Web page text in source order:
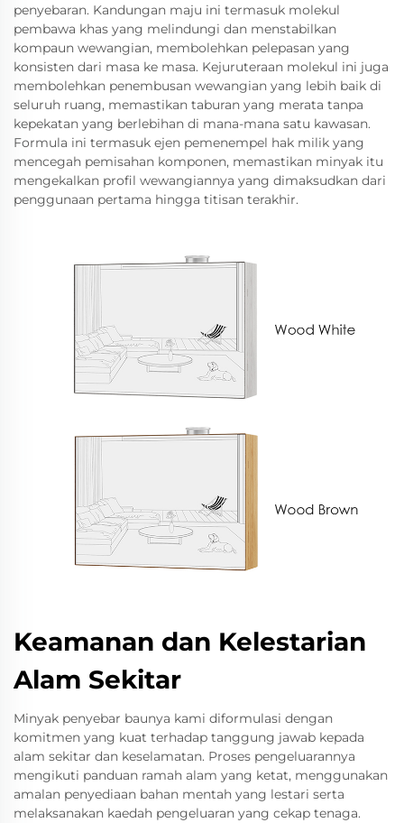
penyebaran. Kandungan maju ini termasuk molekul
pembawa khas yang melindungi dan menstabilkan
kompaun wewangian, membolehkan pelepasan yang
konsisten dari masa ke masa. Kejuruteraan molekul ini juga
membolehkan penembusan wewangian yang lebih baik di
seluruh ruang, memastikan taburan yang merata tanpa
kepekatan yang berlebihan di mana-mana satu kawasan.
Formula ini termasuk ejen pemenempel hak milik yang
mencegah pemisahan komponen, memastikan minyak itu
mengekalkan profil wewangiannya yang dimaksudkan dari
penggunaan pertama hingga titisan terakhir.
Keamanan dan Kelestarian
Alam Sekitar
Minyak penyebar baunya kami diformulasi dengan
komitmen yang kuat terhadap tanggung jawab kepada
alam sekitar dan keselamatan. Proses pengeluarannya
mengikuti panduan ramah alam yang ketat, menggunakan
amalan penyediaan bahan mentah yang lestari serta
melaksanakan kaedah pengeluaran yang cekap tenaga.